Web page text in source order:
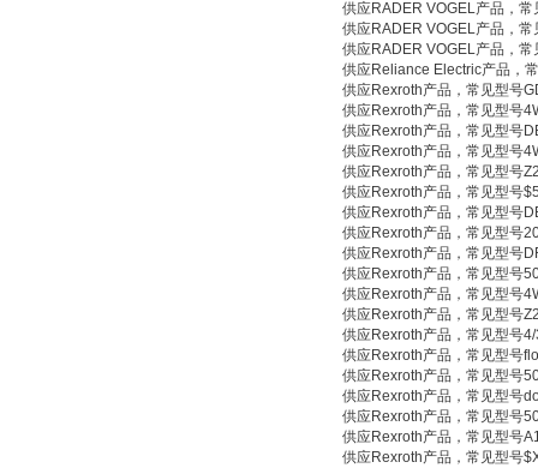
供应RADER VOGEL产品，
供应RADER VOGEL产品，
供应RADER VOGEL产品，
供应Reliance Electric产品，
供应Rexroth产品，常见型号
供应Rexroth产品，常见型号
供应Rexroth产品，常见型号
供应Rexroth产品，常见型号
供应Rexroth产品，常见型号
供应Rexroth产品，常见型号
供应Rexroth产品，常见型号
供应Rexroth产品，常见型号
供应Rexroth产品，常见型号
供应Rexroth产品，常见型号
供应Rexroth产品，常见型号
供应Rexroth产品，常见型号
供应Rexroth产品，常见型号
供应Rexroth产品，常见型号
供应Rexroth产品，常见型号
供应Rexroth产品，常见型号
供应Rexroth产品，常见型号
供应Rexroth产品，常见型号
供应Rexroth产品，常见型号